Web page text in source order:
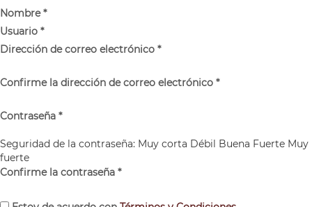
Nombre*
Usuario *
Dirección de correo electrónico *
Confirme la dirección de correo electrónico *
Contraseña *
Seguridad de la contraseña: Muy corta Débil Buena Fuerte Muy
fuerte
Confirme la contraseña *